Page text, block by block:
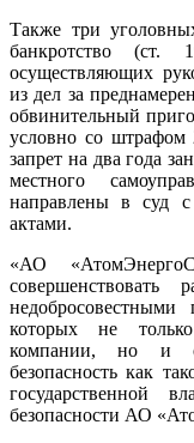
Также три
банкротство
осуществляющих
из дел за
обвинительный
условно со штрафом
запрет на два года
местного
направлены в суд
актами.
«АО
недобросовестными
которых не
компании, но и
безопасность как
государственной
безопасности АО